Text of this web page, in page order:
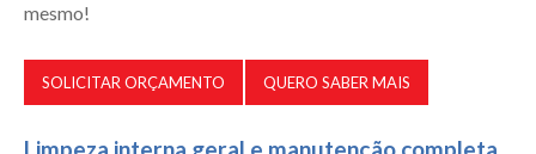
mesmo!
SOLICITAR ORÇAMENTO QUERO SABER MAIS